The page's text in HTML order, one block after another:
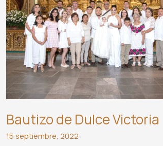
Bautizo de Dulce Victoria
15 septiembre, 2022